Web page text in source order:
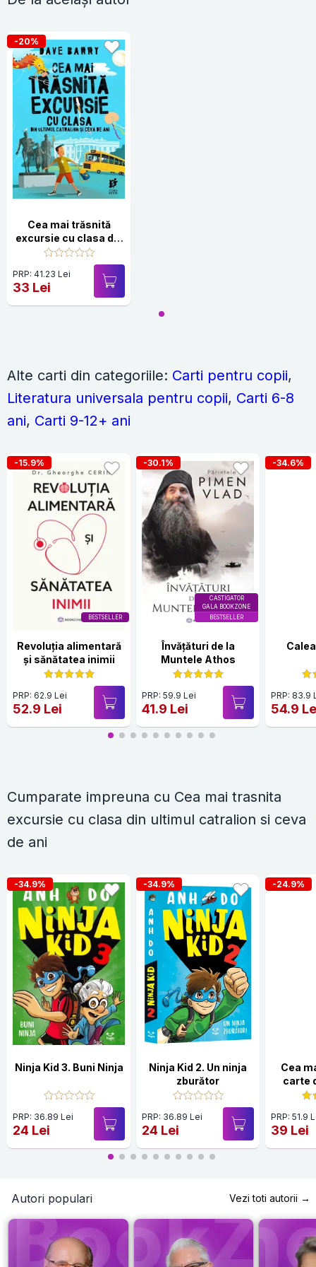
-20%
Cea mai trăsnită
excursie cu clasa din
ultimul catralion și
ceva de ani
PRP: 41.23 Lei
33 Lei
Alte carti din categoriile: Carti pentru copii,
Literatura universala pentru copii, Carti 6-8
ani, Carti 9-12+ ani
BESTSELLER
-15.9%
Revoluția alimentară
și sănătatea inimii
PRP: 62.9 Lei
52.9 Lei
CASTIGATOR
GALA BOOKZONE
BESTSELLER
-30.1%
Învățături de la
Muntele Athos
PRP: 59.9 Lei
41.9 Lei
-34.6%
PRP: 83.9
54.9
Cumparate impreuna cu Cea mai trasnita
excursie cu clasa din ultimul catralion si ceva
de ani
-34.9%
Ninja Kid 3. Buni Ninja
PRP: 36.89 Lei
24 Lei
-34.9%
Ninja Kid 2. Un ninja
zburător
PRP: 36.89 Lei
24 Lei
-24.9%
Cea
carte
PRP: 51.9
39 Lei
Autori populari Vezi toti autorii →